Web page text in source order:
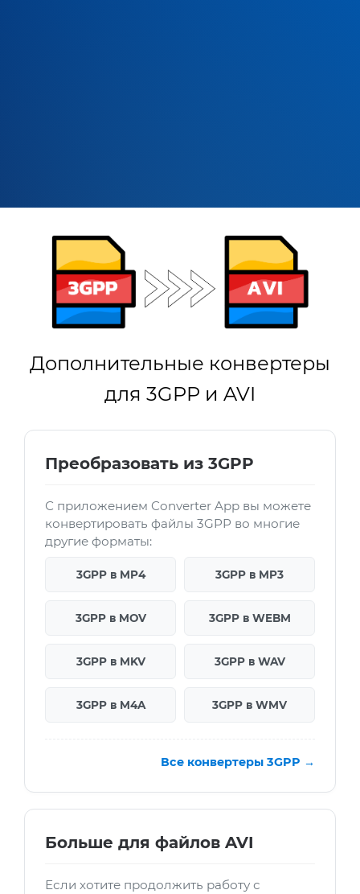
Дополнительные конвертеры
для 3GPP и AVI
Преобразовать из 3GPP
С приложением Converter App вы можете
конвертировать файлы 3GPP во многие
другие форматы:
3GPP в MP4 3GPP в MP3
3GPP в MOV 3GPP в WEBM
3GPP в MKV 3GPP в WAV
3GPP в M4A 3GPP в WMV
Все конвертеры 3GPP →
Больше для файлов AVI
Если хотите продолжить работу с